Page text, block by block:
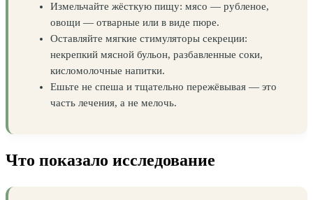
Измельчайте жёсткую пищу: мясо — рубленое,
овощи — отварные или в виде пюре.
Оставляйте мягкие стимуляторы секреции:
некрепкий мясной бульон, разбавленные соки,
кисломолочные напитки.
Ешьте не спеша и тщательно пережёвывая — это
часть лечения, а не мелочь.
Что показало исследование